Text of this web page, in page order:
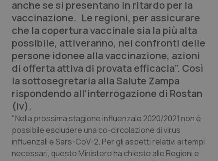
Professionisti Sanitari.AI
Abruzzo
Basilicata
Calabria
Campania
Emilia-Romagna
QS Pro Gold
Artrite & artrosi
Asma & BPCO
Car-T
Colesterolo & coronaropatie
QS Club Newsletter
anche se si presentano in ritardo per la
vaccinazione. Le regioni, per assicurare
che la copertura vaccinale sia la più alta
possibile, attiveranno, nei confronti delle
persone idonee alla vaccinazione, azioni
di offerta attiva di provata efficacia". Così
la sottosegretaria alla Salute Zampa
rispondendo all'interrogazione di Rostan
(Iv).
"Nella prossima stagione influenzale 2020/2021 non è
possibile escludere una co-circolazione di virus
influenzali e Sars-CoV-2. Per gli aspetti relativi ai tempi
necessari, questo Ministero ha chiesto alle Regioni e